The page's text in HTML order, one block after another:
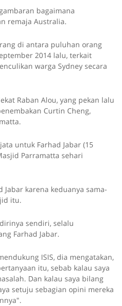
bagaimana
remaja Australia.
di antara puluhan orang
2014 lalu, terkait
warga Sydney secara
Raban Alou, yang pekan lalu
Curtin Cheng,
untuk Farhad Jabar (15
Parramatta sehari
Jabar karena keduanya sama-
itu.
sendiri, selalu
Farhad Jabar.
ISIS, dia mengatakan,
itu, sebab kalau saya
Dan kalau saya bilang
setuju sebagian opini mereka